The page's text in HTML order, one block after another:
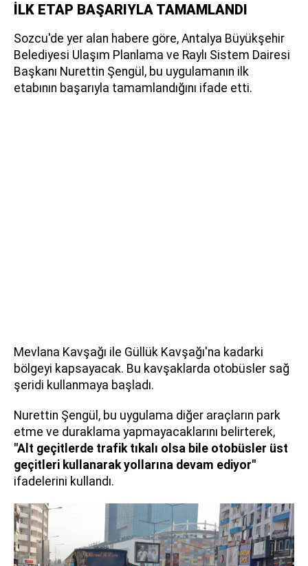
İLK ETAP BAŞARIYLA TAMAMLANDI
Sozcu'de yer alan habere göre, Antalya Büyükşehir
Belediyesi Ulaşım Planlama ve Raylı Sistem Dairesi
Başkanı Nurettin Şengül, bu uygulamanın ilk
etabının başarıyla tamamlandığını ifade etti.
Mevlana Kavşağı ile Güllük Kavşağı'na kadarki
bölgeyi kapsayacak. Bu kavşaklarda otobüsler sağ
şeridi kullanmaya başladı.
Nurettin Şengül, bu uygulama diğer araçların park
etme ve duraklama yapmayacaklarını belirterek,
"Alt geçitlerde trafik tıkalı olsa bile otobüsler üst
geçitleri kullanarak yollarına devam ediyor"
ifadelerini kullandı.